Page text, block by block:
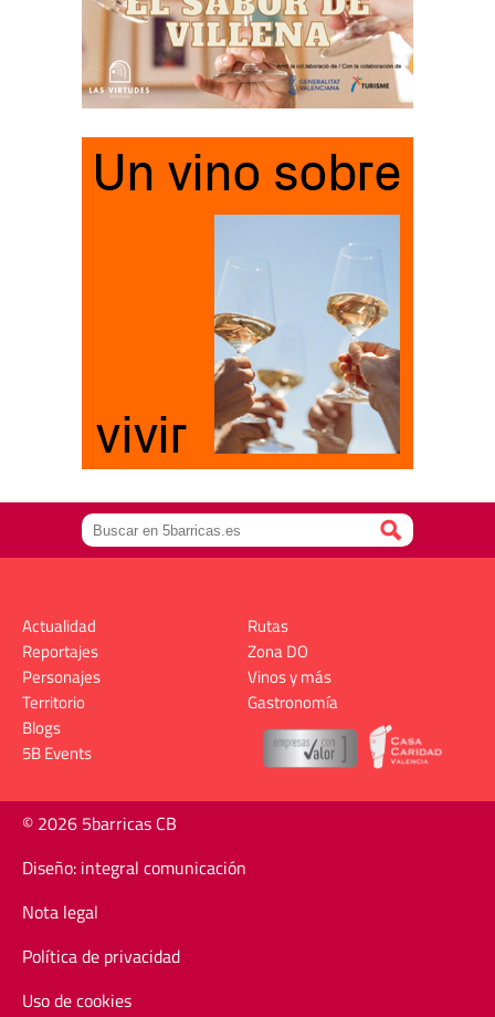
Actualidad
Reportajes
Personajes
Territorio
Rutas
Zona DO
Vinos y más
Gastronomía
Blogs
5B Events
© 2026 5barricas CB
Diseño: integral comunicación
Nota legal
Política de privacidad
Uso de cookies